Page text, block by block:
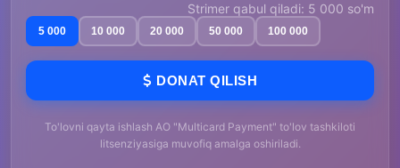
Strimer qabul qiladi: 5 000 so'm
5 000 10 000 20 000 50 000 100 000
DONAT QILISH
To'lovni qayta ishlash AO "Multicard Payment" to'lov tashkiloti
litsenziyasiga muvofiq amalga oshiriladi.